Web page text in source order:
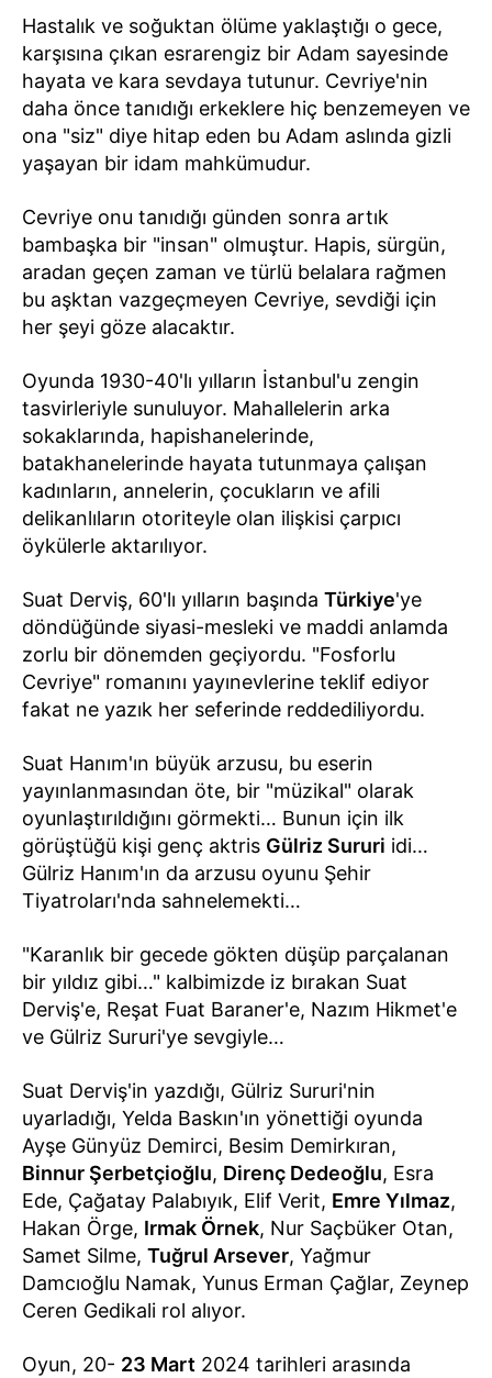
Hastalık ve soğuktan ölüme yaklaştığı o gece,
karşısına çıkan esrarengiz bir Adam sayesinde
hayata ve kara sevdaya tutunur. Cevriye'nin
daha önce tanıdığı erkeklere hiç benzemeyen ve
ona "siz" diye hitap eden bu Adam aslında gizli
yaşayan bir idam mahkümudur.
Cevriye onu tanıdığı günden sonra artık
bambaşka bir "insan" olmuştur. Hapis, sürgün,
aradan geçen zaman ve türlü belalara rağmen
bu aşktan vazgeçmeyen Cevriye, sevdiği için
her şeyi göze alacaktır.
Oyunda 1930-40'lı yılların İstanbul'u zengin
tasvirleriyle sunuluyor. Mahallelerin arka
sokaklarında, hapishanelerinde,
batakhanelerinde hayata tutunmaya çalışan
kadınların, annelerin, çocukların ve afili
delikanlıların otoriteyle olan ilişkisi çarpıcı
öykülerle aktarılıyor.
Suat Derviş, 60'lı yılların başında Türkiye'ye
döndüğünde siyasi-mesleki ve maddi anlamda
zorlu bir dönemden geçiyordu. "Fosforlu
Cevriye" romanını yayınevlerine teklif ediyor
fakat ne yazık her seferinde reddediliyordu.
Suat Hanım'ın büyük arzusu, bu eserin
yayınlanmasından öte, bir "müzikal" olarak
oyunlaştırıldığını görmekti… Bunun için ilk
görüştüğü kişi genç aktris Gülriz Sururi idi…
Gülriz Hanım'ın da arzusu oyunu Şehir
Tiyatroları'nda sahnelemekti…
"Karanlık bir gecede gökten düşüp parçalanan
bir yıldız gibi…" kalbimizde iz bırakan Suat
Derviş'e, Reşat Fuat Baraner'e, Nazım Hikmet'e
ve Gülriz Sururi'ye sevgiyle…
Suat Derviş'in yazdığı, Gülriz Sururi'nin
uyarladığı, Yelda Baskın'ın yönettiği oyunda
Ayşe Günyüz Demirci, Besim Demirkıran,
Binnur Şerbetçioğlu, Direnç Dedeoğlu, Esra
Ede, Çağatay Palabıyık, Elif Verit, Emre Yılmaz,
Hakan Örge, Irmak Örnek, Nur Saçbüker Otan,
Samet Silme, Tuğrul Arsever, Yağmur
Damcıoğlu Namak, Yunus Erman Çağlar, Zeynep
Ceren Gedikali rol alıyor.
Oyun, 20- 23 Mart 2024 tarihleri arasında